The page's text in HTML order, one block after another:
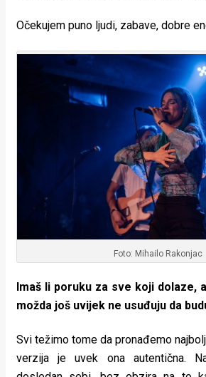
Očekujem puno ljudi, zabave, dobre
Foto: Mihailo Rakonjac
Imaš li poruku za sve koji dolaze,
možda još uvijek ne usuđuju da
Svi težimo tome da pronađemo
verzija je uvek ona autentična.